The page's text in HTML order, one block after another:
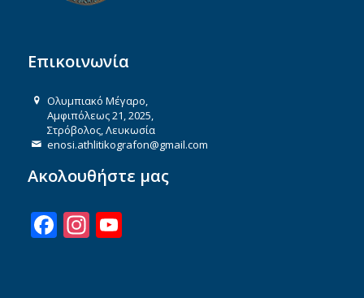
Επικοινωνία
Ολυμπιακό Μέγαρο,
Αμφιπόλεως 21, 2025,
Στρόβολος, Λευκωσία
enosi.athlitikografon@gmail.com
Ακολουθήστε μας
Facebook
Instagram
YouTube